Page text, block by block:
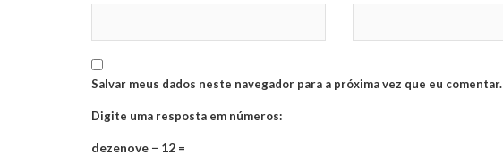
Salvar meus dados neste navegador para a próxima vez que eu comentar.
Digite uma resposta em números:
dezenove − 12 =